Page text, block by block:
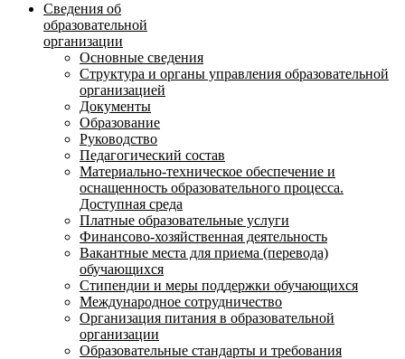
Сведения об
образовательной
организации
Основные сведения
Структура и органы управления образовательной
организацией
Документы
Образование
Руководство
Педагогический состав
Материально-техническое обеспечение и
оснащенность образовательного процесса.
Доступная среда
Платные образовательные услуги
Финансово-хозяйственная деятельность
Вакантные места для приема (перевода)
обучающихся
Стипендии и меры поддержки обучающихся
Международное сотрудничество
Организация питания в образовательной
организации
Образовательные стандарты и требования